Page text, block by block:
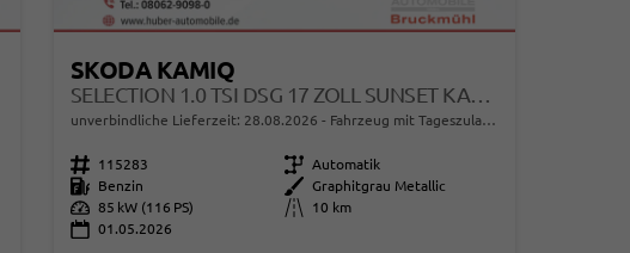
SKODA KAMIQ
SELECTION 1.0 TSI DSG 17 ZOLL SUNSET KAMERA PDC V+H
unverbindliche Lieferzeit: 28.08.2026 Fahrzeug mit Tageszulassung
Fahrzeugnr. 115283 Getriebe Automatik
Kraftstoff
Benzin Außenfarbe
Graphitgrau Metallic
Leistung 85 kW (116 PS) Kilometerstand
10 km
01.05.2026